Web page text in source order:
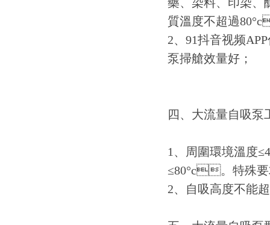
質溫度不超過
2、91抖音视频
泵掃艙效量好；
四、大流量自吸泵
1、周圍環境溫
≤80°c。特殊
2、自吸高度不